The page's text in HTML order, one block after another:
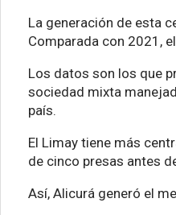
La generación de esta
Comparada con 2021,
Los datos son los que
sociedad mixta
país.
El Limay tiene más
de cinco presas antes
Así, Alicurá generó el